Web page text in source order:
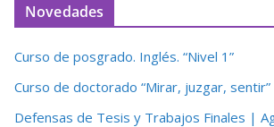
Novedades
Curso de posgrado. Inglés. “Nivel 1”
Curso de doctorado “Mirar, juzgar, sentir”
Defensas de Tesis y Trabajos Finales |